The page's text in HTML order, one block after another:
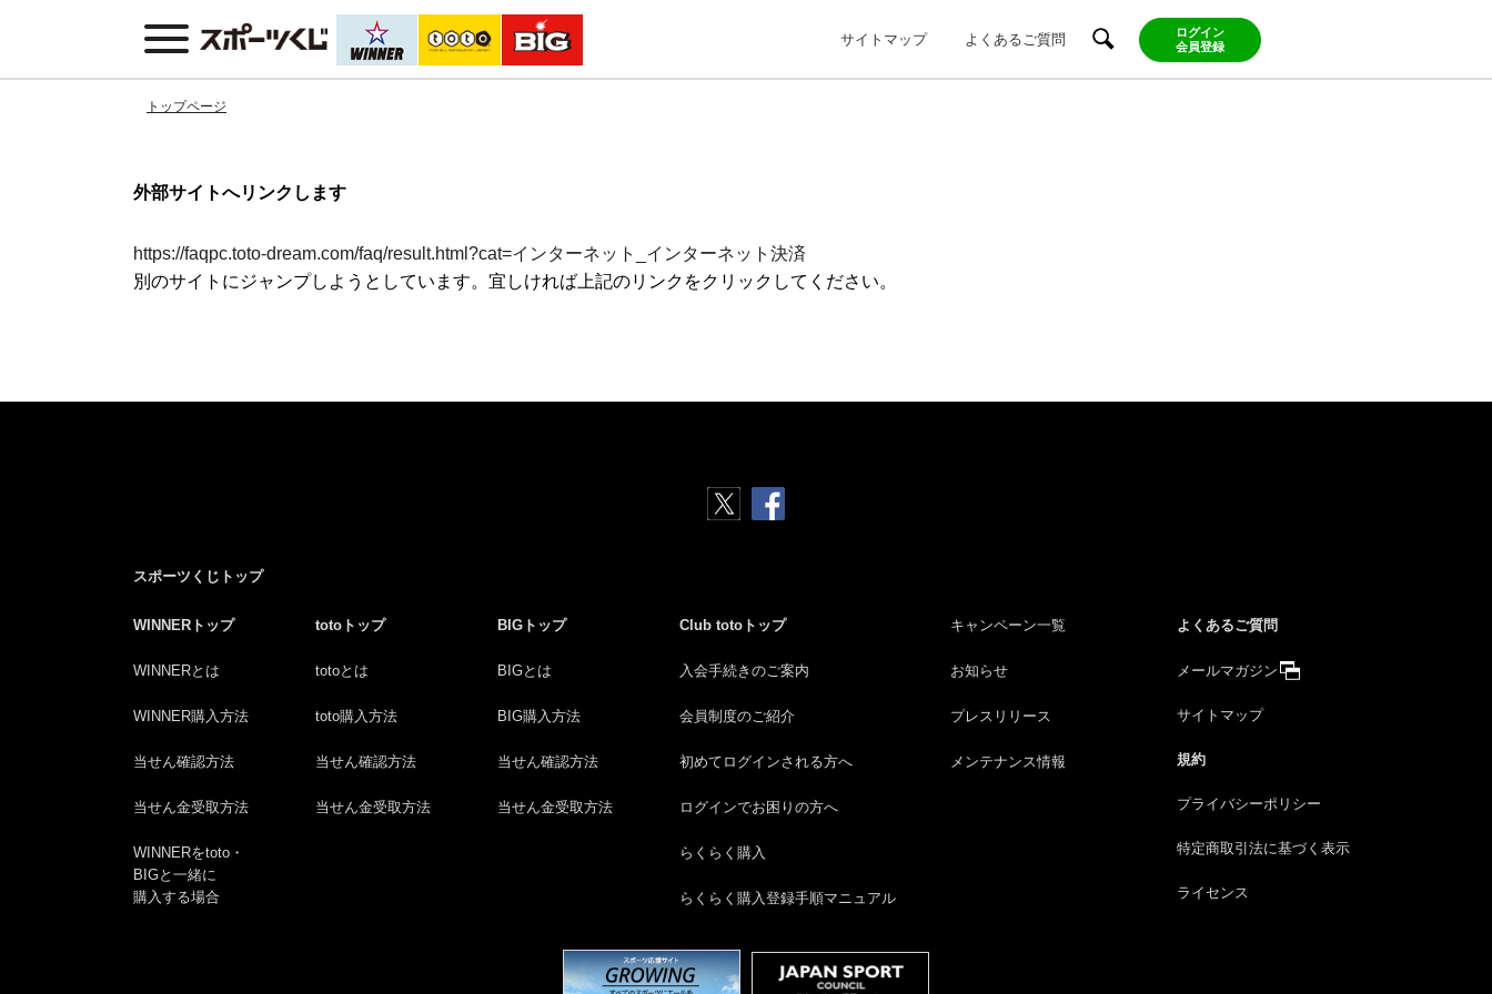
サイトマップ よくあるご質問
ログイン
会員登録
トップページ
外部サイトへリンクします
https://faqpc.toto-dream.com/faq/result.html?cat=インターネット_インターネット決済
別のサイトにジャンプしようとしています。宜しければ上記のリンクをクリックしてください。
スポーツくじトップ
WINNERトップ
WINNERとは
WINNER購入方法
当せん確認方法
当せん金受取方法
WINNERをtoto・
BIGと一緒に
購入する場合
totoトップ
totoとは
toto購入方法
当せん確認方法
当せん金受取方法
BIGトップ
BIGとは
BIG購入方法
当せん確認方法
当せん金受取方法
Club totoトップ
入会手続きのご案内
会員制度のご紹介
初めてログインされる方へ
ログインでお困りの方へ
らくらく購入
らくらく購入登録手順マニュアル
キャンペーン一覧
お知らせ
プレスリリース
メンテナンス情報
よくあるご質問
メールマガジン
サイトマップ
規約
プライバシーポリシー
特定商取引法に基づく表示
ライセンス